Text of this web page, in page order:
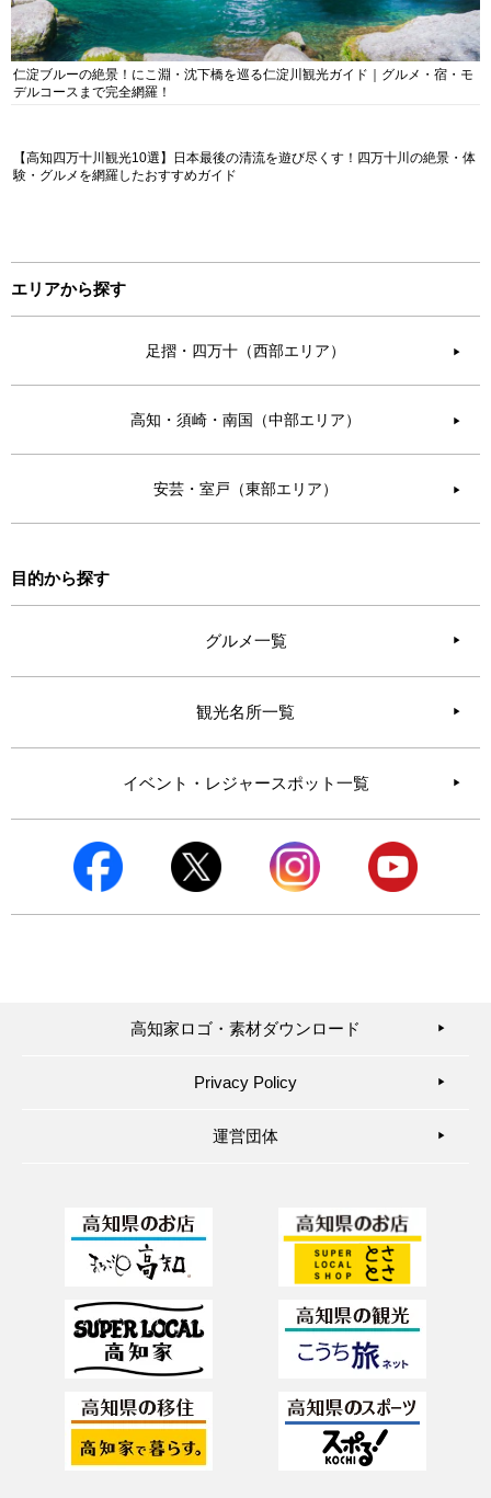
仁淀ブルーの絶景！にこ淵・沈下橋を巡る仁淀川観光ガイド｜グルメ・宿・モ
デルコースまで完全網羅！
【高知四万十川観光10選】日本最後の清流を遊び尽くす！四万十川の絶景・体
験・グルメを網羅したおすすめガイド
エリアから探す
足摺・四万十（西部エリア） ▶︎
高知・須崎・南国（中部エリア） ▶︎
安芸・室戸（東部エリア） ▶︎
目的から探す
グルメ一覧
観光名所一覧
イベント・レジャースポット一覧
高知家ロゴ・素材ダウンロード ▶︎
Privacy Policy ▶︎
運営団体 ▶︎